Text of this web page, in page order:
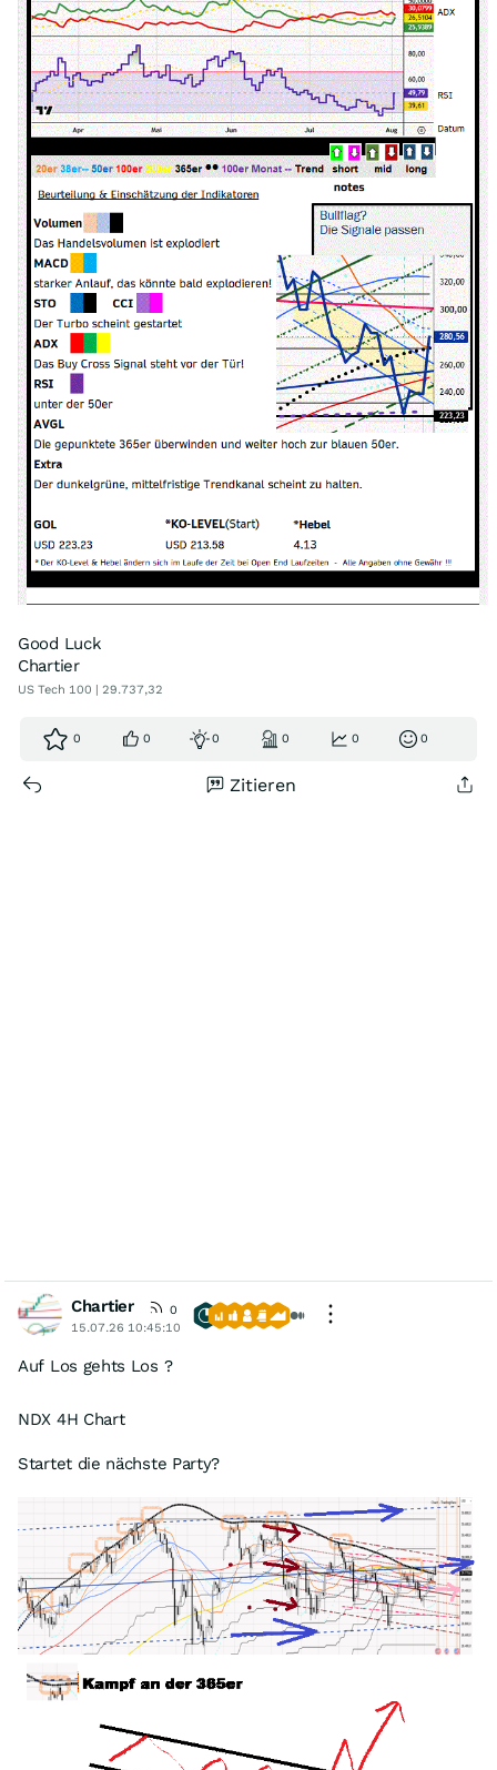
Good Luck
Chartier
US Tech 100 | 29.737,32
0 0 0 0 0 0
Zitieren
Chartier
0
15.07.26 10:45:10
Auf Los gehts Los ?
NDX 4H Chart
Startet die nächste Party?